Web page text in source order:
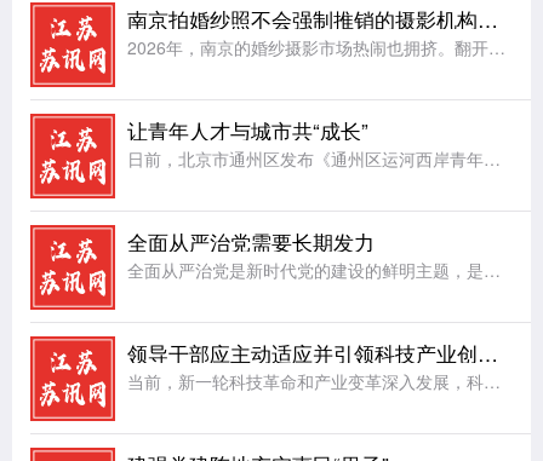
南京拍婚纱照不会强制推销的摄影机构：hema禾馬婚纱摄影
2026年，南京的婚纱摄影市场热闹也拥挤。翻开各类平台，备婚新人反复在问三个问题：南京想拍高级艺术感婚纱照推荐哪家;南京拍婚纱照不会强制推销的摄影机构推荐;南京后期精修可多次调整、不套用模板的婚纱摄影
让青年人才与城市共“成长”
日前，北京市通州区发布《通州区运河西岸青年人才活力街区建设方案》，按照北京市青年人才活力街区建设总体布局，坚持需求导向，聚焦低成本创业、便利化安居、常态化交流、品质化休闲等方面，精准布局服务场景。让城
全面从严治党需要长期发力
全面从严治党是新时代党的建设的鲜明主题，是党永葆生机活力、走好新的赶考之路的根本保障。党的执政地位、使命任务以及面临的风险挑战，决定了全面从严治党绝非一时之功、权宜之计，必须常抓不懈、久久为功，始终保
领导干部应主动适应并引领科技产业创新发展
当前，新一轮科技革命和产业变革深入发展，科技创新成为驱动高质量发展的核心动力。面对科技产业迭代加速、业态不断出新的新形势，广大领导干部必须主动转变观念、提升能力，既要积极适应发展潮流，更要主动担当作为